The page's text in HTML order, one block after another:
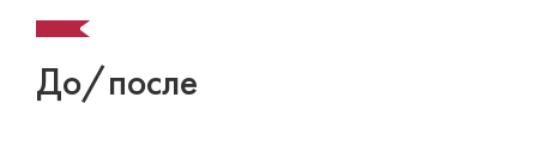
До/после